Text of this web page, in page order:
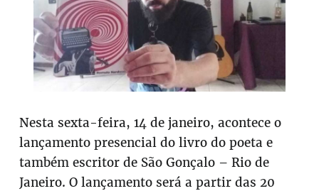
Nesta sexta-feira, 14 de janeiro, acontece o
lançamento presencial do livro do poeta e
também escritor de São Gonçalo – Rio de
Janeiro. O lançamento será a partir das 20